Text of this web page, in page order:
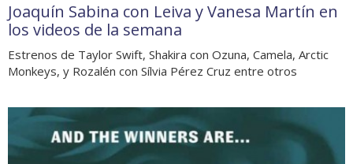
Joaquín Sabina con Leiva y Vanesa Martín en
los videos de la semana
Estrenos de Taylor Swift, Shakira con Ozuna, Camela, Arctic
Monkeys, y Rozalén con Sílvia Pérez Cruz entre otros